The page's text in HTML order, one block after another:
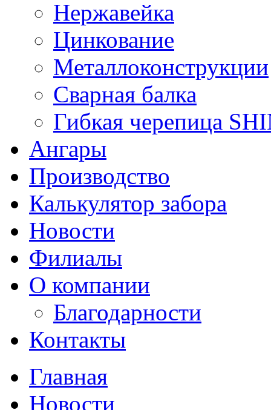
Нержавейка
Цинкование
Металлоконструкции
Сварная балка
Гибкая черепица
Ангары
Производство
Калькулятор забора
Новости
Филиалы
О компании
Благодарности
Контакты
Главная
Новости